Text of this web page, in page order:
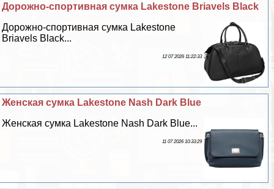
Дорожно-спортивная сумка Lakestone Briavels Black
Дорожно-спортивная сумка Lakestone
Briavels Black...
12 07 2026 11:22:33
Женская сумка Lakestone Nash Dark Blue
Женская сумка Lakestone Nash Dark Blue...
11 07 2026 10:33:29